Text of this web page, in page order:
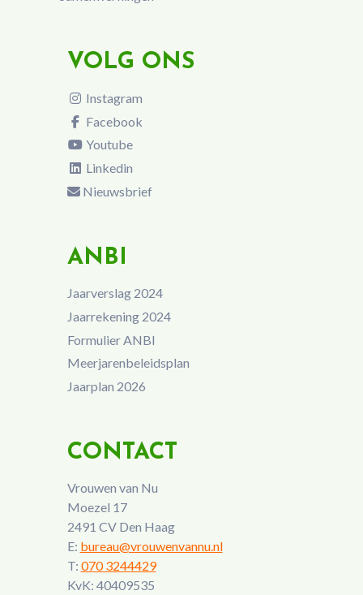
VOLG ONS
Instagram
Facebook
Youtube
Linkedin
Nieuwsbrief
ANBI
Jaarverslag 2024
Jaarrekening 2024
Formulier ANBI
Meerjarenbeleidsplan
Jaarplan 2026
CONTACT
Vrouwen van Nu
Moezel 17
2491 CV Den Haag
E: bureau@vrouwenvannu.nl
T: 070 3244429
KvK: 40409535